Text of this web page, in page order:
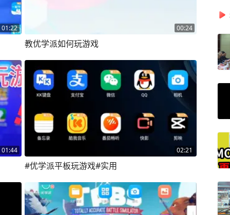
01:22 00:24
教优学派如何玩游戏
01:44 02:21
#优学派平板玩游戏#实用